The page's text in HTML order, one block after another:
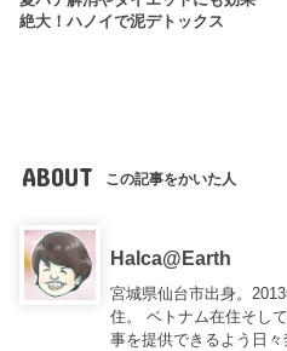
絶大！ハノイで泥デトックス
ABOUT この記事をかいた人
Halca@Earth
宮城県仙台市出身。
住。 ベトナム在住そし
事を提供できるよう日々